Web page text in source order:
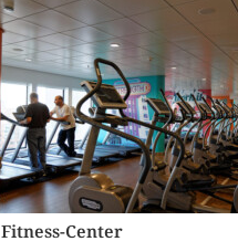
Fitness-Center